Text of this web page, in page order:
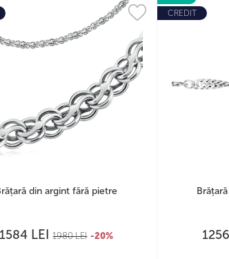
din argint fără pietre
1584 LEI 1980LEI -20%
CREDIT
1256